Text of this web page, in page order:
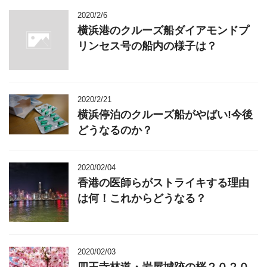
2020/2/6
横浜港のクルーズ船ダイアモンドプ
リンセス号の船内の様子は？
2020/2/21
横浜停泊のクルーズ船がやばい!今後
どうなるのか？
2020/02/04
香港の医師らがストライキする理由
は何！これからどうなる？
2020/02/03